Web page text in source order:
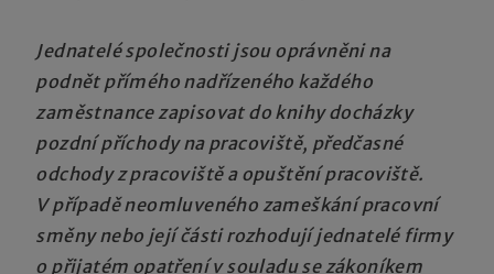
Jednatelé společnosti jsou oprávněni na
podnět přímého nadřízeného každého
zaměstnance zapisovat do knihy docházky
pozdní příchody na pracoviště, předčasné
odchody z pracoviště a opuštění pracoviště.
V případě neomluveného zameškání pracovní
směny nebo její části rozhodují jednatelé firmy
o přijatém opatření v souladu se zákoníkem